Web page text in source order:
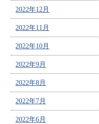
2022年12月
2022年11月
2022年10月
2022年9月
2022年8月
2022年7月
2022年6月